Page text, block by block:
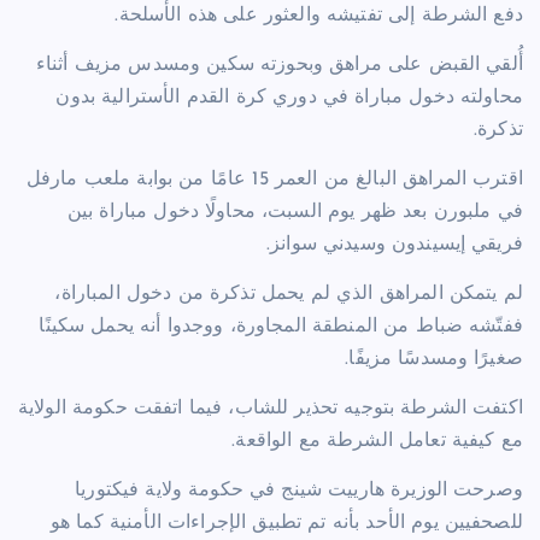
دفع الشرطة إلى تفتيشه والعثور على هذه الأسلحة.
أُلقي القبض على مراهق وبحوزته سكين ومسدس مزيف أثناء
محاولته دخول مباراة في دوري كرة القدم الأسترالية بدون
تذكرة.
اقترب المراهق البالغ من العمر 15 عامًا من بوابة ملعب مارفل
في ملبورن بعد ظهر يوم السبت، محاولًا دخول مباراة بين
فريقي إيسيندون وسيدني سوانز.
لم يتمكن المراهق الذي لم يحمل تذكرة من دخول المباراة،
ففتّشه ضباط من المنطقة المجاورة، ووجدوا أنه يحمل سكينًا
صغيرًا ومسدسًا مزيفًا.
اكتفت الشرطة بتوجيه تحذير للشاب، فيما اتفقت حكومة الولاية
مع كيفية تعامل الشرطة مع الواقعة.
وصرحت الوزيرة هارييت شينج في حكومة ولاية فيكتوريا
للصحفيين يوم الأحد بأنه تم تطبيق الإجراءات الأمنية كما هو